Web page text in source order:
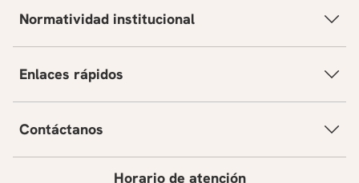
Normatividad institucional
Enlaces rápidos
Contáctanos
Horario de atención